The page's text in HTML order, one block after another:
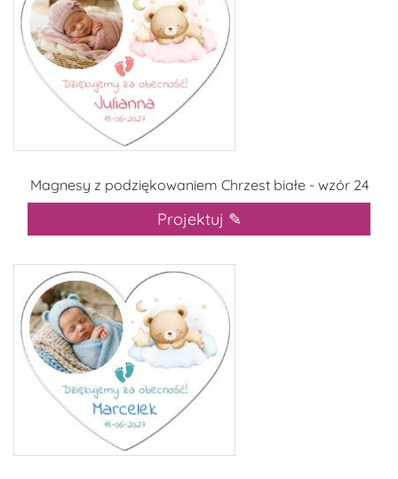
Magnesy z podziękowaniem Chrzest białe - wzór 24
Projektuj ✎